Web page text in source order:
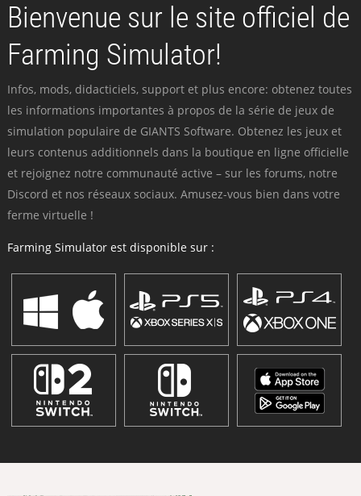
Bienvenue sur le site officiel de
Farming Simulator!
Infos, mods, didacticiels, support et plus encore: obtenez toutes
les informations importantes à propos de la série de jeux de
simulation populaire de GIANTS Software. Obtenez les jeux et
leurs contenus additionnels dans la boutique en ligne officielle
et rejoignez notre communauté active – sur les forums, notre
Discord et nos réseaux sociaux. Amusez-vous bien dans votre
ferme virtuelle !
Farming Simulator est disponible sur :